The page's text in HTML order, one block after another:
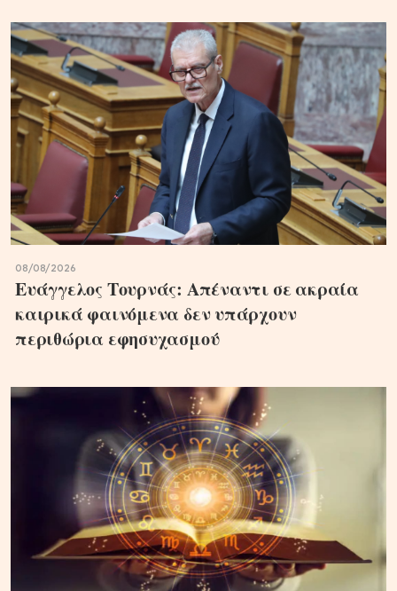
08/08/2026
Ευάγγελος Τουρνάς: Απέναντι σε ακραία
καιρικά φαινόμενα δεν υπάρχουν
περιθώρια εφησυχασμού